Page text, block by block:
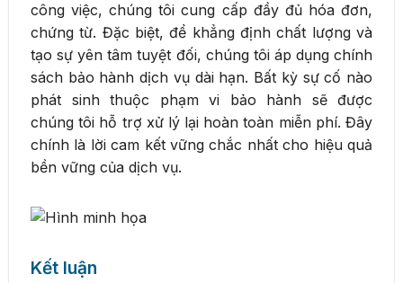
công việc, chúng tôi cung cấp đầy đủ hóa đơn,
chứng từ. Đặc biệt, để khẳng định chất lượng và
tạo sự yên tâm tuyệt đối, chúng tôi áp dụng chính
sách bảo hành dịch vụ dài hạn. Bất kỳ sự cố nào
phát sinh thuộc phạm vi bảo hành sẽ được
chúng tôi hỗ trợ xử lý lại hoàn toàn miễn phí. Đây
chính là lời cam kết vững chắc nhất cho hiệu quả
bền vững của dịch vụ.
Kết luận